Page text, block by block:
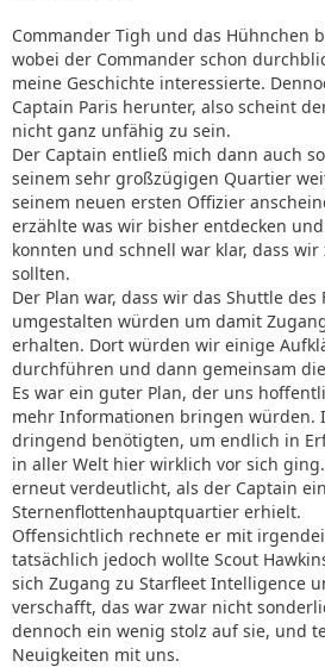
Commander Tigh und das Hühnchen
wobei der Commander schon
meine Geschichte interessierte.
Captain Paris herunter, also scheint
nicht ganz unfähig zu sein.
Der Captain entließ mich dann auch
seinem sehr großzügigen Quartier
seinem neuen ersten Offizier
erzählte was wir bisher entdecken
konnten und schnell war klar, dass
sollten.
Der Plan war, dass wir das Shuttle des
umgestalten würden um damit
erhalten. Dort würden wir einige
durchführen und dann gemeinsam
Es war ein guter Plan, der uns
mehr Informationen bringen würden.
dringend benötigten, um endlich in
in aller Welt hier wirklich vor sich
erneut verdeutlicht, als der Captain
Sternenflottenhauptquartier erhielt.
Offensichtlich rechnete er mit
tatsächlich jedoch wollte Scout
sich Zugang zu Starfleet Intelligence
verschafft, das war zwar nicht
dennoch ein wenig stolz auf sie, und
Neuigkeiten mit uns.